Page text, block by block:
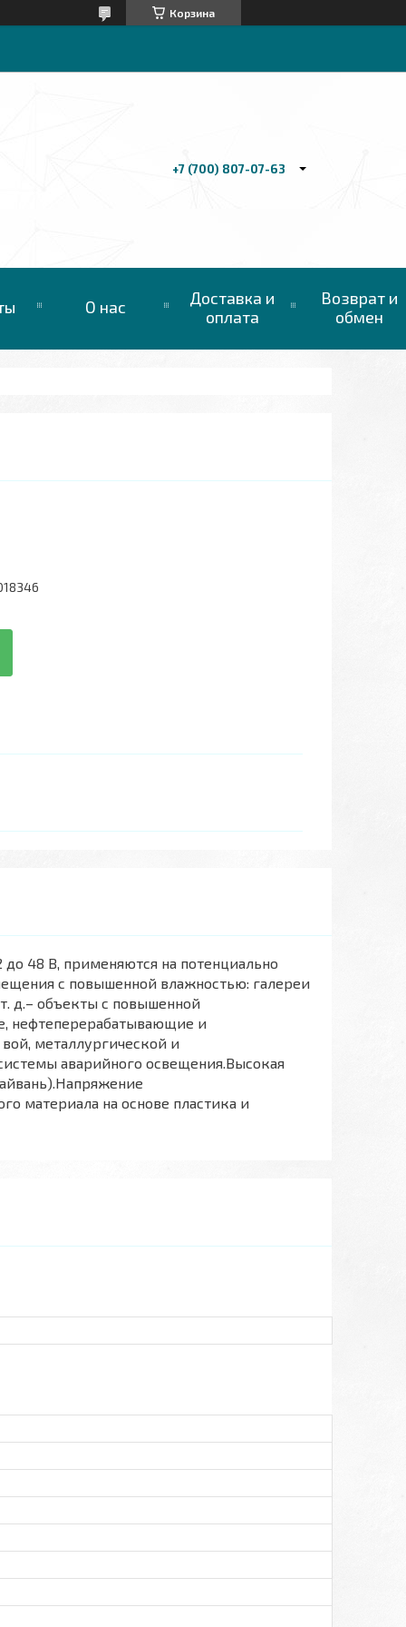
Корзина
+7 (700) 807-07-63
О нас
Доставка и
оплата
Возврат и
обмен
48 В, применяются на потенциально
с повышенной влажностью: галереи
д.– объекты с повышенной
нефтеперерабатывающие и
металлургической и
аварийного освещения.Высокая
материала на основе пластика и